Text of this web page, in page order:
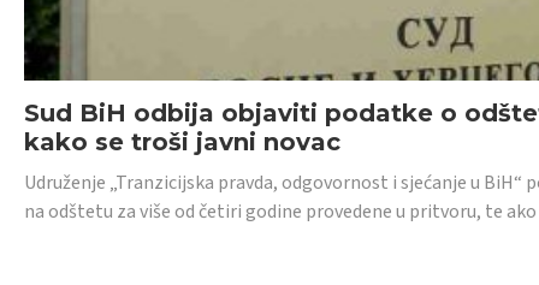
Sud BiH odbija objaviti podatke o
kako se troši javni novac
Udruženje „Tranzicijska pravda, odgovornost i sjećanje u
na odštetu za više od četiri godine provedene u pritvoru, te